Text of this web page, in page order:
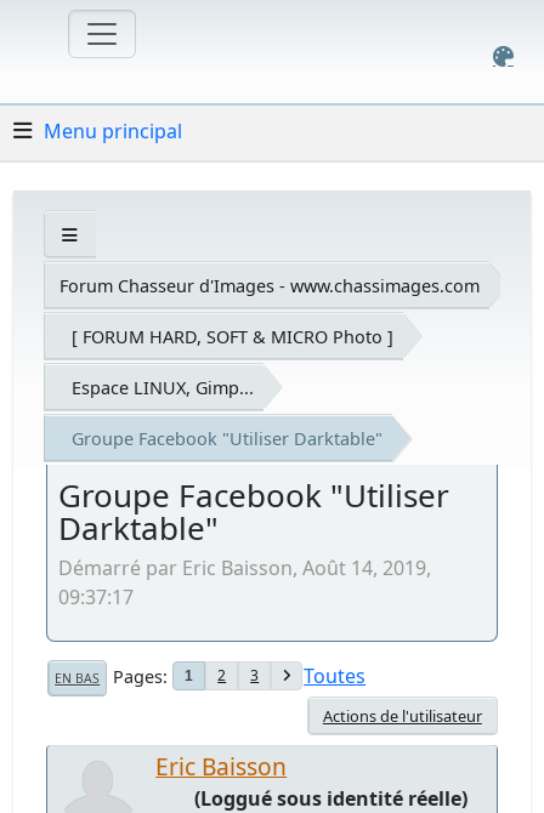
Menu principal
Forum Chasseur d'Images - www.chassimages.com
[ FORUM HARD, SOFT & MICRO Photo ]
Espace LINUX, Gimp...
Groupe Facebook "Utiliser Darktable"
Groupe Facebook "Utiliser
Darktable"
Démarré par Eric Baisson, Août 14, 2019,
09:37:17
EN BAS Pages 1 2 3 Toutes
Actions de l'utilisateur
Eric Baisson
(Loggué sous identité réelle)